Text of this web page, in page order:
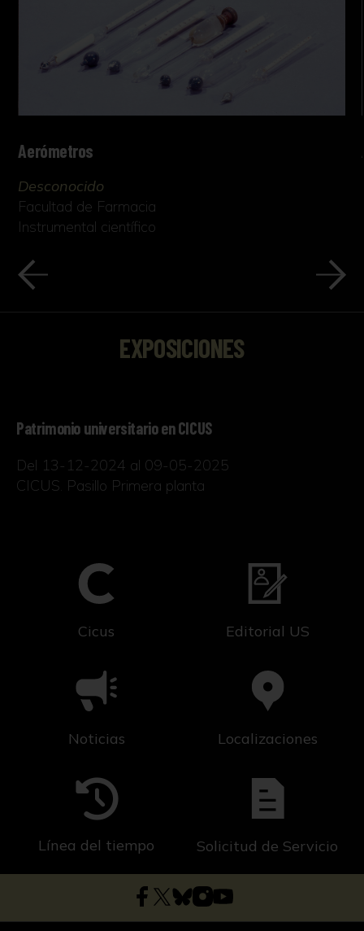
Aerómetros
Desconocido
Facultad de Farmacia
Instrumental científico
EXPOSICIONES
Patrimonio universitario en CICUS
Del 13-12-2024 al 09-05-2025
CICUS. Pasillo Primera planta
Cicus Editorial US
Noticias Localizaciones
Línea del tiempo Solicitud de Servicio